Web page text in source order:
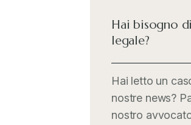
Iva comunitaria e
Hai bisogno
legale?
Hai letto un
nostre news?
nostro